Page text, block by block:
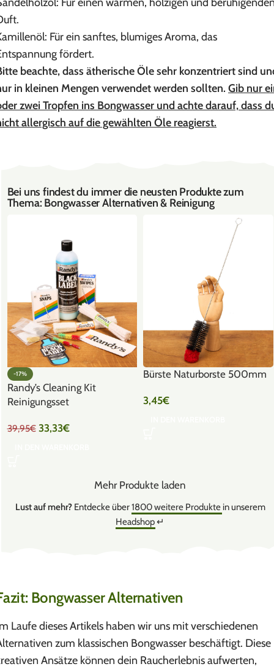
Für ein sanftes, blumiges Aroma, das
fördert.
beachte, dass ätherische Öle sehr konzentriert sind
in kleinen Mengen verwendet werden sollten. Gib nur
zwei Tropfen ins Bongwasser und achte darauf, dass
allergisch auf die gewählten Öle reagierst.
Bei uns findest du immer die neusten Produkte zum
Thema: Bongwasser Alternativen & Reinigung
-17%
Randy’s Cleaning Kit
Reinigungsset
39,95€ 33,33€
Bürste Naturborste 500mm
3,45€
Mehr Produkte laden
Lust auf mehr?Entdecke über1800 weitere Produktein unserem
Headshop↵
Bongwasser Alternativen
Laufe dieses Artikels haben wir uns mit verschiedenen
zum klassischen Bongwasser beschäftigt. Diese
Ansätze können dein Raucherlebnis aufwerten,